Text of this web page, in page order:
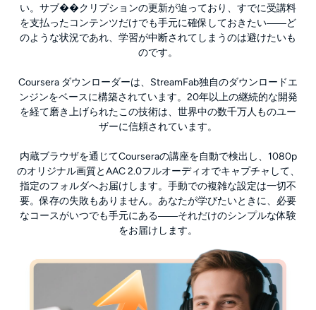
い。サブ��クリプションの更新が迫っており、すでに受講料
を支払ったコンテンツだけでも手元に確保しておきたい――ど
のような状況であれ、学習が中断されてしまうのは避けたいも
のです。
Coursera ダウンローダーは、StreamFab独自のダウンロードエ
ンジンをベースに構築されています。20年以上の継続的な開発
を経て磨き上げられたこの技術は、世界中の数千万人ものユー
ザーに信頼されています。
内蔵ブラウザを通じてCourseraの講座を自動で検出し、1080p
のオリジナル画質とAAC 2.0フルオーディオでキャプチャして、
指定のフォルダへお届けします。手動での複雑な設定は一切不
要。保存の失敗もありません。あなたが学びたいときに、必要
なコースがいつでも手元にある――それだけのシンプルな体験
をお届けします。